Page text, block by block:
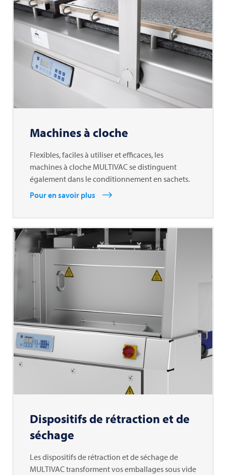
Machines à cloche
Flexibles, faciles à utiliser et efficaces, les
machines à cloche MULTIVAC se distinguent
également dans le conditionnement en sachets.
Pour en savoir plus
Dispositifs de rétraction et de
séchage
Les dispositifs de rétraction et de séchage de
MULTIVAC transforment vos emballages sous vide